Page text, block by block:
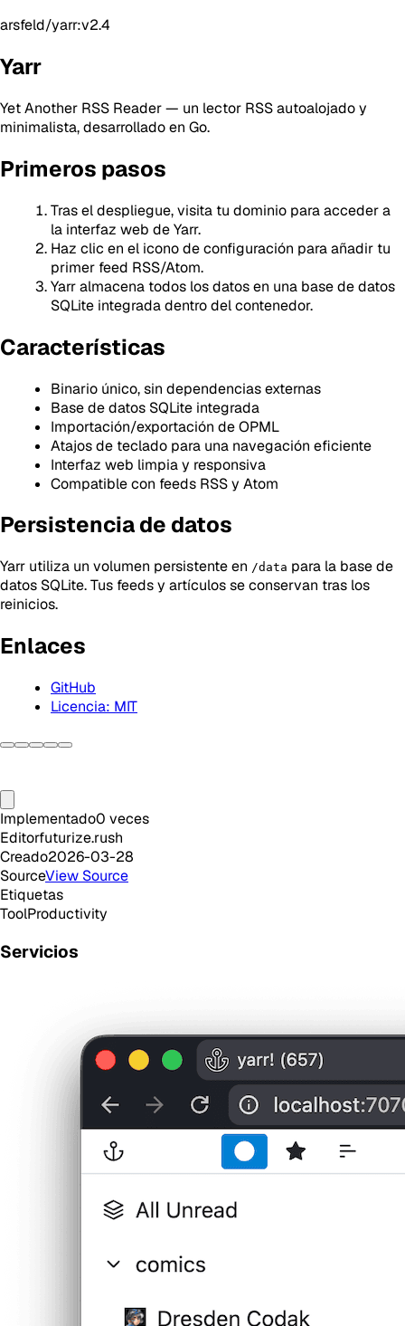
arsfeld/yarr:v2.4
Yarr
Yet Another RSS Reader — un lector RSS autoalojado y
minimalista, desarrollado en Go.
Primeros pasos
Tras el despliegue, visita tu dominio para acceder a
la interfaz web de Yarr.
Haz clic en el icono de configuración para añadir tu
primer feed RSS/Atom.
Yarr almacena todos los datos en una base de datos
SQLite integrada dentro del contenedor.
Características
Binario único, sin dependencias externas
Base de datos SQLite integrada
Importación/exportación de OPML
Atajos de teclado para una navegación eficiente
Interfaz web limpia y responsiva
Compatible con feeds RSS y Atom
Persistencia de datos
Yarr utiliza un volumen persistente en /data para la base de
datos SQLite. Tus feeds y artículos se conservan tras los
reinicios.
Enlaces
GitHub
Licencia: MIT
Implementado0 veces
Editorfuturize.rush
Creado2026-03-28
SourceView Source
Etiquetas
ToolProductivity
Servicios